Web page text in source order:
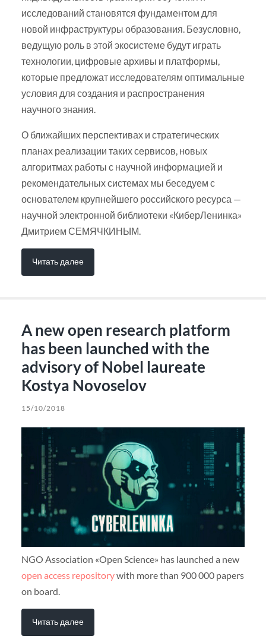
исследований становятся фундаментом для
новой инфраструктуры образования. Безусловно,
ведущую роль в этой экосистеме будут играть
технологии, цифровые архивы и платформы,
которые предложат исследователям оптимальные
условия для создания и распространения
научного знания.
О ближайших перспективах и стратегических
планах реализации таких сервисов, новых
алгоритмах работы с научной информацией и
рекомендательных системах мы беседуем с
основателем крупнейшего российского ресурса —
научной электронной библиотеки «КиберЛенинка»
Дмитрием СЕМЯЧКИНЫМ.
Читать далее
A new open research platform
has been launched with the
advisory of Nobel laureate
Kostya Novoselov
15/10/2018
NGO Association «Open Science» has launched a new
open access repositorywith more than 900 000 papers
on board.
Читать далее